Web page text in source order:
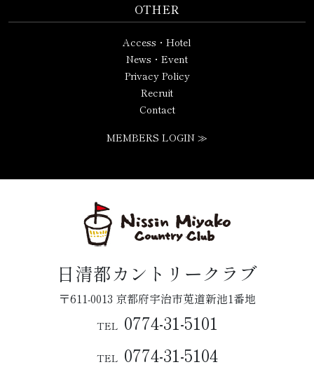
OTHER
Access・Hotel
News・Event
Privacy Policy
Recruit
Contact
MEMBERS LOGIN ≫
日清都カントリークラブ
〒611-0013 京都府宇治市莵道新池1番地
TEL 0774-31-5101
TEL 0774-31-5104